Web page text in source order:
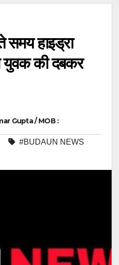
समय हाइड्रा
की दबकर
Gupta / MOB :
#BUDAUN NEWS